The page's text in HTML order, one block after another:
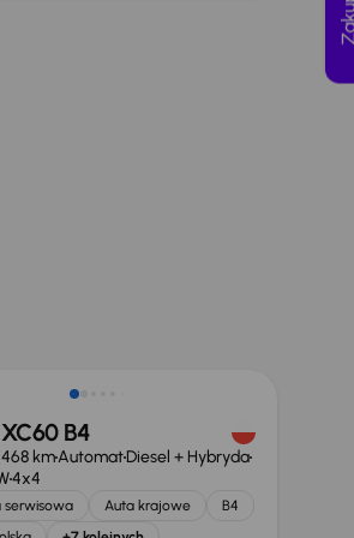
B4
468 kmAutomatDiesel + Hybryda
4x4
serwisowa Auta krajowe
B4